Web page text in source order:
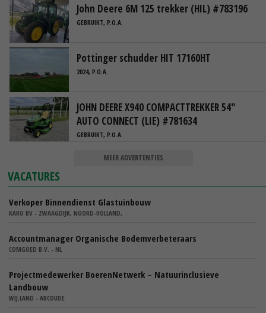
John Deere 6M 125 trekker (HIL) #783196
GEBRUIKT, P.O.A.
Pottinger schudder HIT 17160HT
2024, P.O.A.
JOHN DEERE X940 COMPACTTREKKER 54"
AUTO CONNECT (LIE) #781634
GEBRUIKT, P.O.A.
MEER ADVERTENTIES
VACATURES
Verkoper Binnendienst Glastuinbouw
KARO BV - ZWAAGDIJK, NOORD-HOLLAND,
Accountmanager Organische Bodemverbeteraars
COMGOED B.V. - NL
Projectmedewerker BoerenNetwerk – Natuurinclusieve
Landbouw
WIJ.LAND - ABCOUDE